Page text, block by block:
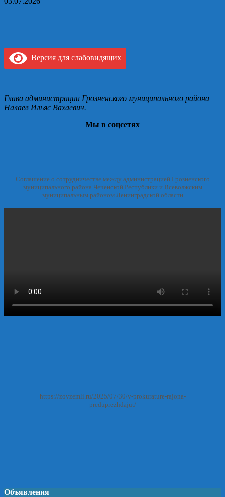
Версия для слабовидящих
Глава администрации Грозненского муниципального района
Налаев Ильяс Вахаевич.
Мы в соцсетях
Соглашение о сотрудничестве между администрацией Грозненского
муниципального района Чеченской Республики и Всеволжским
муниципальным районом Ленинградской области
https://zovzemli.ru/2025/07/30/v-prokurature-rajona-
preduprezhdajut/
Объявления